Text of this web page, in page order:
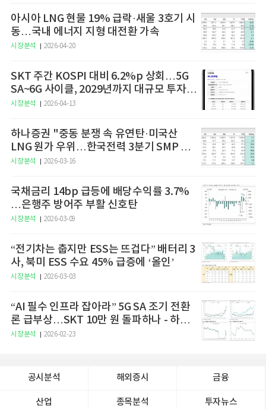
아시아 LNG 현물 19% 급락·새울 3호기 시
동…국내 에너지 지형 대전환 가속
시장분석 2026-04-20
SKT 주간 KOSPI 대비 6.2%p 상회…5G
SA~6G 사이클, 2029년까지 대규모 투자
예고
시장분석 2026-04-13
하나증권 "중동 분쟁 속 유연탄·미국산
LNG 원가 우위…한국전력 3분기 SMP 상
승 전망"
시장분석 2026-03-16
국채금리 14bp 급등에 배당수익률 3.7%
…은행주 방어주 부활 신호탄
시장분석 2026-03-09
“전기차는 춥지만 ESS는 뜨겁다” 배터리 3
사, 북미 ESS 수요 45% 급증에 ‘올인’
시장분석 2026-03-03
“AI 필수 인프라 잡아라” 5G SA 조기 전환
론 급부상…SKT 10만 원 돌파하나 - 하나
증권
시장분석 2026-02-23
공시분석 해외증시 금융
산업 종목분석 투자뉴스